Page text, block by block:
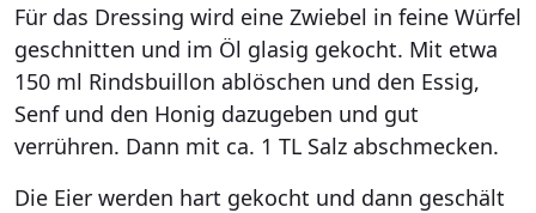
Für das Dressing wird eine Zwiebel in feine Würfel
geschnitten und im Öl glasig gekocht. Mit etwa
150 ml Rindsbuillon ablöschen und den Essig,
Senf und den Honig dazugeben und gut
verrühren. Dann mit ca. 1 TL Salz abschmecken.
Die Eier werden hart gekocht und dann geschält